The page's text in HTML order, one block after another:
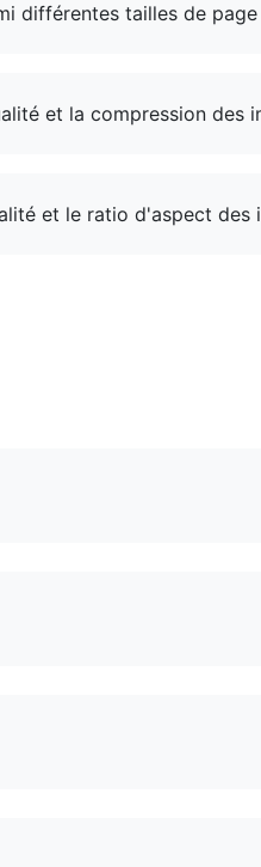
différentes tailles de
et la compression des
et le ratio d'aspect des